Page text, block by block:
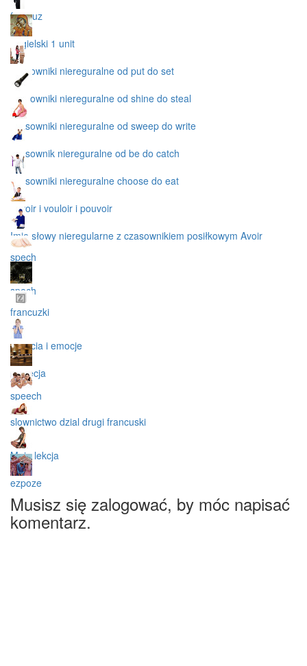
francuz
angielski 1 unit
czasowniki niereguralne od put do set
czasowniki niereguralne od shine do steal
czasowniki niereguralne od sweep do write
czasownik niereguralne od be do catch
czasowniki niereguralne choose do eat
savoir i vouloir i pouvoir
Imię słowy nieregularne z czasownikiem posiłkowym Avoir
spech
spech
francuzki
uczucia i emocje
wenecja
speech
slownictwo dzial drugi francuski
Moja lekcja
ezpoze
Musisz się zalogować, by móc napisać
komentarz.